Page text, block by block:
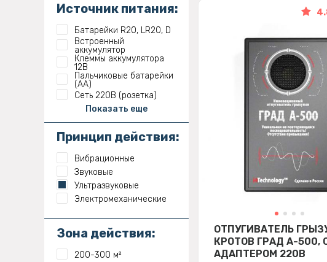
Источник питания:
Батарейки R20, LR20, D
Встроенный
аккумулятор
Клеммы аккумулятора
12В
Пальчиковые батарейки
(АА)
Сеть 220В (розетка)
Показать еще
Принцип действия:
Вибрационные
Звуковые
Ультразвуковые
Электромеханические
Зона действия:
200-300 м²
ОТПУГИВАТЕЛЬ
КРОТОВ ГРАД А-500,
АДАПТЕРОМ 220В